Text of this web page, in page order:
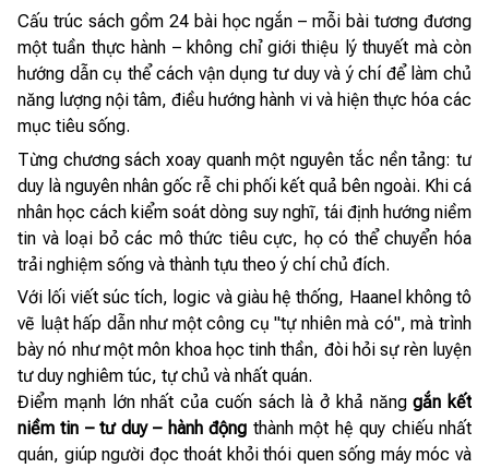
Cấu trúc sách gồm 24 bài học ngắn – mỗi bài tương đương
một tuần thực hành – không chỉ giới thiệu lý thuyết mà còn
hướng dẫn cụ thể cách vận dụng tư duy và ý chí để làm chủ
năng lượng nội tâm, điều hướng hành vi và hiện thực hóa các
mục tiêu sống.
Từng chương sách xoay quanh một nguyên tắc nền tảng: tư
duy là nguyên nhân gốc rễ chi phối kết quả bên ngoài. Khi cá
nhân học cách kiểm soát dòng suy nghĩ, tái định hướng niềm
tin và loại bỏ các mô thức tiêu cực, họ có thể chuyển hóa
trải nghiệm sống và thành tựu theo ý chí chủ đích.
Với lối viết súc tích, logic và giàu hệ thống, Haanel không tô
vẽ luật hấp dẫn như một công cụ "tự nhiên mà có", mà trình
bày nó như một môn khoa học tinh thần, đòi hỏi sự rèn luyện
tư duy nghiêm túc, tự chủ và nhất quán.
Điểm mạnh lớn nhất của cuốn sách là ở khả nănggắn kết
niềm tin – tư duy – hành động thành một hệ quy chiếu nhất
quán, giúp người đọc thoát khỏi thói quen sống máy móc và